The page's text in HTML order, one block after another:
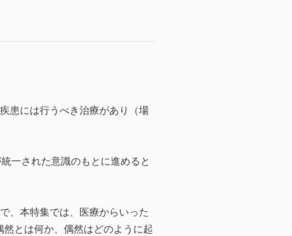
患には行うべき治療があり（場
一された意識のもとに進めると
、本特集では、医療からいった
然とは何か、偶然はどのように起